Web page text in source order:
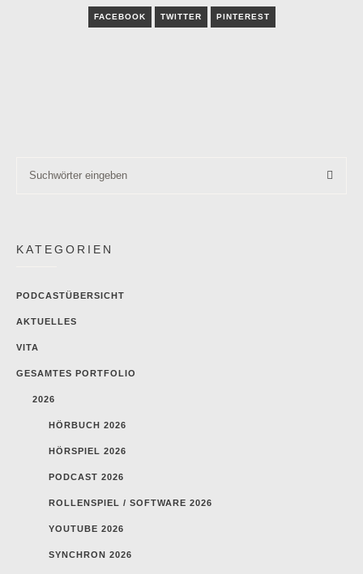
FACEBOOK TWITTER PINTEREST
KATEGORIEN
PODCASTÜBERSICHT
AKTUELLES
VITA
GESAMTES PORTFOLIO
2026
HÖRBUCH 2026
HÖRSPIEL 2026
PODCAST 2026
ROLLENSPIEL / SOFTWARE 2026
YOUTUBE 2026
SYNCHRON 2026